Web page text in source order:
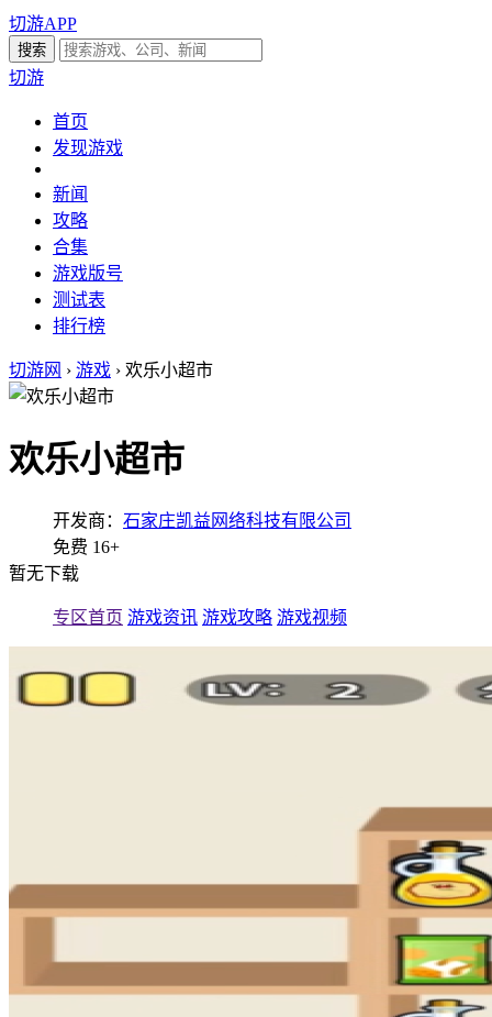
切游APP
切游
首页
发现游戏
新闻
攻略
合集
游戏版号
测试表
排行榜
切游网 › 游戏 › 欢乐小超市
欢乐小超市
开发商： 石家庄凯益网络科技有限公司
免费 16+
暂无下载
专区首页 游戏资讯 游戏攻略 游戏视频